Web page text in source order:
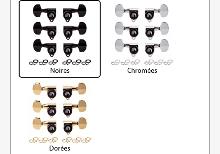
Noires Chromées
Dorées